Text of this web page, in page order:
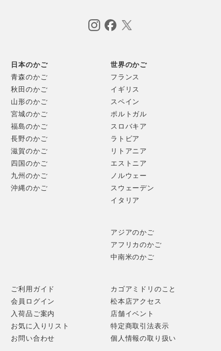
日本のかご
青森のかご
秋田のかご
山形のかご
宮城のかご
福島のかご
長野のかご
滋賀のかご
四国のかご
九州のかご
沖縄のかご
世界のかご
フランス
イギリス
スペイン
ポルトガル
スロバキア
ラトビア
リトアニア
エストニア
ノルウェー
スウェーデン
イタリア
アジアのかご
アフリカのかご
中南米のかご
ご利用ガイド
会員ログイン
入荷品ご案内
お気に入りリスト
お問い合わせ
カゴアミドリのこと
松本店アクセス
店舗イベント
特定商取引法表示
個人情報の取り扱い